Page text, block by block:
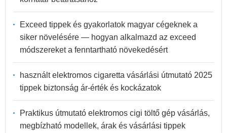
Exceed tippek és gyakorlatok magyar cégeknek a
siker növelésére — hogyan alkalmazd az exceed
módszereket a fenntartható növekedésért
használt elektromos cigaretta vásárlási útmutató 2025
tippek biztonság ár-érték és kockázatok
Praktikus útmutató elektromos cigi töltő gép vásárlás,
megbízható modellek, árak és vásárlási tippek